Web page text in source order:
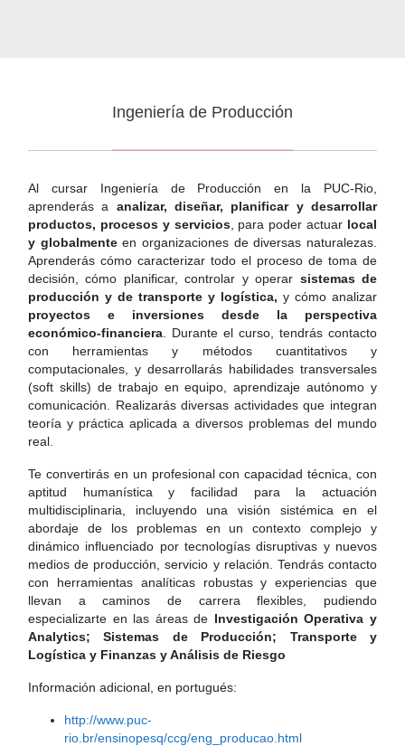
Ingeniería de Producción
Al cursar Ingeniería de Producción en la PUC-Rio,
aprenderás a analizar, diseñar, planificar y desarrollar
productos, procesos y servicios, para poder actuar local
y globalmenteen organizaciones de diversas naturalezas.
Aprenderás cómo caracterizar todo el proceso de toma de
decisión, cómo planificar, controlar y operar sistemas de
producción y de transporte y logística, y cómo analizar
proyectos e inversiones desde la perspectiva
económico-financiera . Durante el curso, tendrás contacto
con herramientas y métodos cuantitativos y
computacionales, y desarrollarás habilidades transversales
(soft skills) de trabajo en equipo, aprendizaje autónomo y
comunicación. Realizarás diversas actividades que integran
teoría y práctica aplicada a diversos problemas del mundo
real.
Te convertirás en un profesional con capacidad técnica, con
aptitud humanística y facilidad para la actuación
multidisciplinaria, incluyendo una visión sistémica en el
abordaje de los problemas en un contexto complejo y
dinámico influenciado por tecnologías disruptivas y nuevos
medios de producción, servicio y relación. Tendrás contacto
con herramientas analíticas robustas y experiencias que
llevan a caminos de carrera flexibles, pudiendo
especializarte en las áreas de Investigación Operativa y
Analytics; Sistemas de Producción; Transporte y
Logística y Finanzas y Análisis de Riesgo
Información adicional, en portugués:
http://www.puc-
rio.br/ensinopesq/ccg/eng_producao.html